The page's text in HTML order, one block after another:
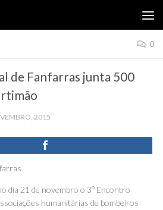
0
de Fanfarras junta 500
2015
dia 21 de novembro o 3º Encontro
humanitárias de bombeiros